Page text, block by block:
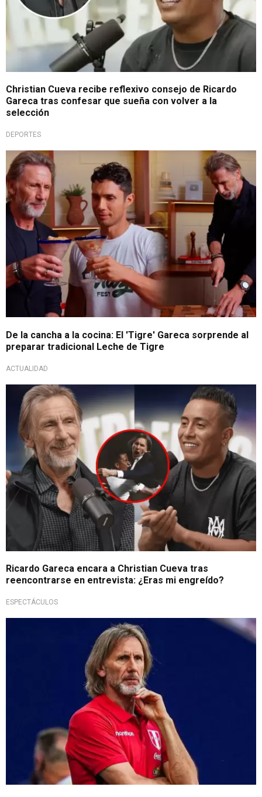
Christian Cueva recibe reflexivo consejo de Ricardo
Gareca tras confesar que sueña con volver a la
selección
DEPORTES
Demuestra su sazón
De la cancha a la cocina: El 'Tigre' Gareca sorprende al
preparar tradicional Leche de Tigre
ACTUALIDAD
Contará la verdad
Ricardo Gareca encara a Christian Cueva tras
reencontrarse en entrevista: ¿Eras mi engreído?
ESPECTÁCULOS